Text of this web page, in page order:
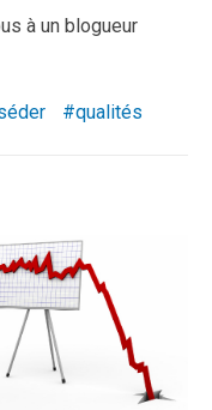
à un blogueur
qualités